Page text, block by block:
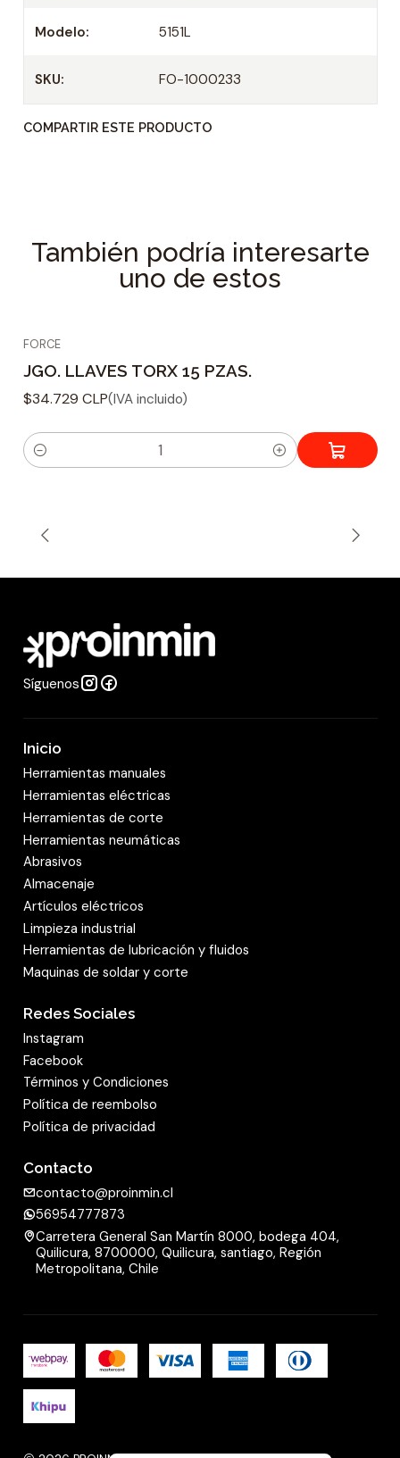
Modelo: 5151L
SKU: FO-1000233
COMPARTIR ESTE PRODUCTO
También podría interesarte
uno de estos
FORCE
JGO. LLAVES TORX 15 PZAS.
$34.729 CLP(IVA incluido)
C
d
Síguenos
Inicio
Herramientas manuales
Herramientas eléctricas
Herramientas de corte
Herramientas neumáticas
Abrasivos
Almacenaje
Artículos eléctricos
Limpieza industrial
Herramientas de lubricación y fluidos
Maquinas de soldar y corte
Redes Sociales
Instagram
Facebook
Términos y Condiciones
Política de reembolso
Política de privacidad
Contacto
contacto@proinmin.cl
56954777873
Carretera General San Martín 8000, bodega 404,
Quilicura, 8700000, Quilicura, santiago, Región
Metropolitana, Chile